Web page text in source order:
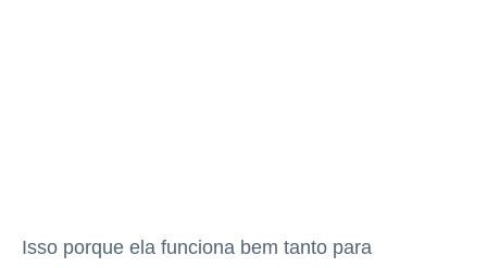
Isso porque ela funciona bem tanto para